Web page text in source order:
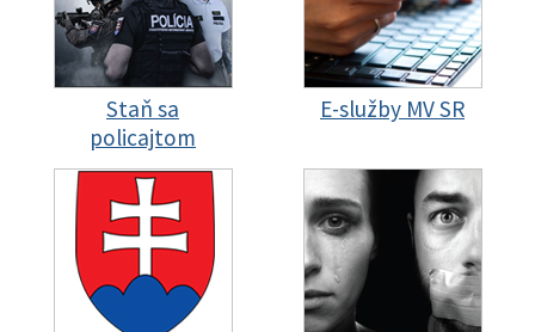
Staň sa
policajtom
E-služby MV SR